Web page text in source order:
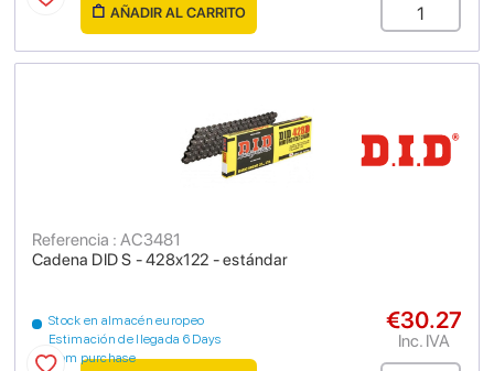
AÑADIR AL CARRITO
Cadena DID S - 428x122 - estándar
Referencia : AC3481
Stock en almacén europeo
Estimación de llegada 6 Days
from purchase
€30.27
Inc. IVA